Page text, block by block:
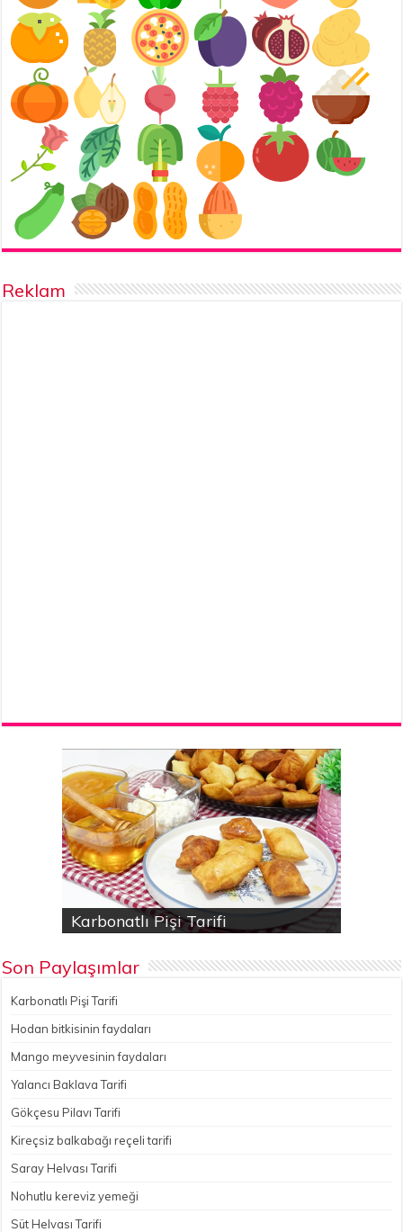
Reklam
Karbonatlı Pişi Tarifi
Hodan bitkisinin faydaları
Yalancı Baklava Tarifi
Gökçesu Pilavı Tarifi
Nohutlu kereviz yemeği
Son Paylaşımlar
Karbonatlı Pişi Tarifi
Hodan bitkisinin faydaları
Mango meyvesinin faydaları
Yalancı Baklava Tarifi
Gökçesu Pilavı Tarifi
Kireçsiz balkabağı reçeli tarifi
Saray Helvası Tarifi
Nohutlu kereviz yemeği
Süt Helvası Tarifi